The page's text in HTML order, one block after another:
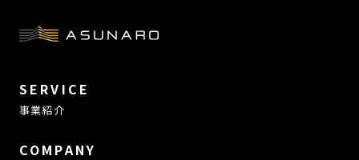
SERVICE
事業紹介
COMPANY